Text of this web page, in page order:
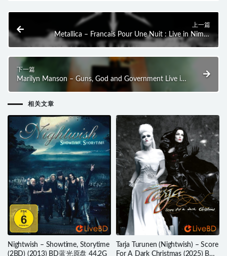
上一篇
Metallica – Francais Pour Une Nuit : Live in Nimes
(2009) BD蓝光原盘 37.1G
下一篇
Marilyn Manson – Guns, God and Government Live in
L.A. (2009) BD蓝光原盘 19.8G
相关文章
Nightwish – Showtime, Storytime
(2BD) (2013) BD蓝光原盘 44.2G
Tarja Turunen (Nightwish) – Score
For A Dark Christmas (2025) BD